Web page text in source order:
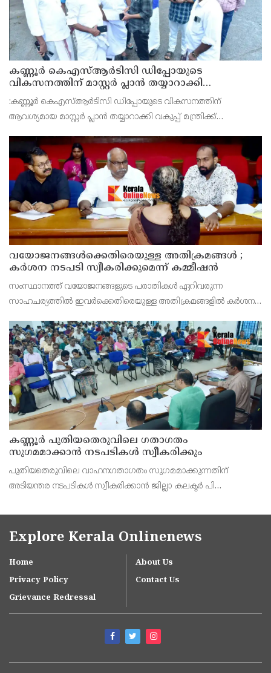
കണ്ണൂർ കെഎസ്ആർടിസി ഡിപ്പോയുടെ
വികസനത്തിന് മാസ്റ്റർ പ്ലാൻ തയ്യാറാക്കി
സമർപ്പിക്കും : ടി ഒ മോഹനൻ എം എൽ എ
:കണ്ണൂർ കെഎസ്ആർടിസി ഡിപ്പോയുടെ വികസനത്തിന്
ആവശ്യമായ മാസ്റ്റർ പ്ലാൻ തയ്യാറാക്കി വകുപ്പ് മന്ത്രിക്ക്
ഡിപ്പോയ്ക്ക് നാല് ഏക്കറിൽ അധികം വരുന്ന സ്ഥലമുണ്ട്
വയോജനങ്ങൾക്കെതിരെയുള്ള അതിക്രമങ്ങൾ ;
കർശന നടപടി സ്വീകരിക്കുമെന്ന് കമ്മീഷൻ
സംസ്ഥാനത്ത് വയോജനങ്ങളുടെ പരാതികൾ ഏറിവരുന്ന
സാഹചര്യത്തിൽ ഇവർക്കെതിരെയുള്ള അതിക്രമങ്ങളിൽ കർശന
കെ. സോമപ്രസാദ്.
കണ്ണൂർ പുതിയതെരുവിലെ ഗതാഗതം
സുഗമമാക്കാന്‍ നടപടികള്‍ സ്വീകരിക്കും
പുതിയതെരുവിലെ വാഹനഗതാഗതം സുഗമമാക്കുന്നതിന്
അടിയന്തര നടപടികള്‍ സ്വീകരിക്കാന്‍ ജില്ലാ കലക്ടര്‍ പി
Explore Kerala Onlinenews
Home
About Us
Privacy Policy
Contact Us
Grievance Redressal